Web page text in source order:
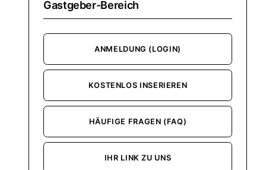
Gastgeber-Bereich
ANMELDUNG (LOGIN)
KOSTENLOS INSERIEREN
HÄUFIGE FRAGEN (FAQ)
IHR LINK ZU UNS